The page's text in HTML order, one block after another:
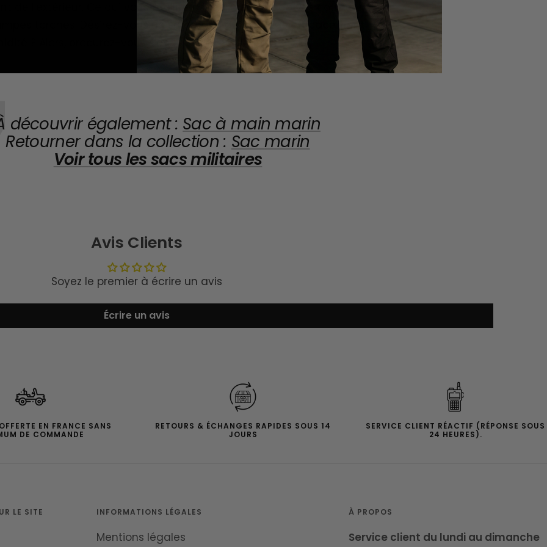
de l'extérieur. Ce qui vous facilitera le rangement de vos couteaux
torches. Désirez-vous un sac marin quiprotège efficacement
? Alors, procurez-vous s'en !
découvrir également : Sac à main marin
Retourner dans la collection : Sac marin
Voir tous lessacs militaires
Avis Clients
Soyez le premier à écrire un avis
Écrire un avis
EN FRANCE SANS
DE COMMANDE
RETOURS & ÉCHANGES RAPIDES SOUS 14
JOURS
SERVICE CLIENT RÉACTIF (RÉPONSE SOUS
24 HEURES).
LE SITE INFORMATIONS LÉGALES
Mentions légales
À PROPOS
Service client du lundi au dimanche